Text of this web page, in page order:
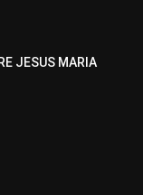
JESUS MARIA